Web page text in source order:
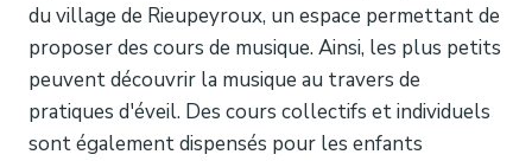
du village de Rieupeyroux, un espace permettant de
proposer des cours de musique. Ainsi, les plus petits
peuvent découvrir la musique au travers de
pratiques d'éveil. Des cours collectifs et individuels
sont également dispensés pour les enfants